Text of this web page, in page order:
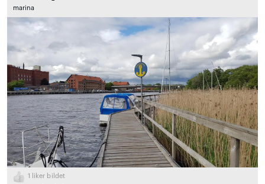
marina
1
liker bildet